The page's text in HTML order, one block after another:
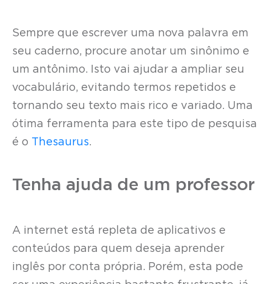
Sempre que escrever uma nova palavra em
seu caderno, procure anotar um sinônimo e
um antônimo. Isto vai ajudar a ampliar seu
vocabulário, evitando termos repetidos e
tornando seu texto mais rico e variado. Uma
ótima ferramenta para este tipo de pesquisa
é o
Thesaurus.
Tenha ajuda de um professor
A internet está repleta de aplicativos e
conteúdos para quem deseja aprender
inglês por conta própria. Porém, esta pode